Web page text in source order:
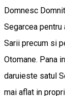
Domnesc
Segarcea
Sarii precum si
Otomane. Pana
daruieste satul
mai aflat in